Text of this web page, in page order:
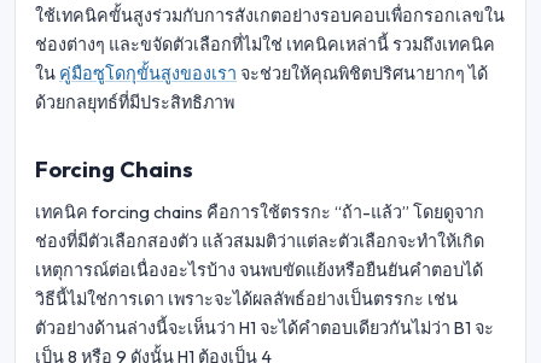
ใช้เทคนิคขั้นสูงร่วมกับการสังเกตอย่างรอบคอบเพื่อกรอกเลขใน
ช่องต่างๆ และขจัดตัวเลือกที่ไม่ใช่ เทคนิคเหล่านี้ รวมถึงเทคนิค
ใน คู่มือซูโดกุขั้นสูงของเรา จะช่วยให้คุณพิชิตปริศนายากๆ ได้
ด้วยกลยุทธ์ที่มีประสิทธิภาพ
Forcing Chains
เทคนิค forcing chains คือการใช้ตรรกะ “ถ้า-แล้ว” โดยดูจาก
ช่องที่มีตัวเลือกสองตัว แล้วสมมติว่าแต่ละตัวเลือกจะทำให้เกิด
เหตุการณ์ต่อเนื่องอะไรบ้าง จนพบขัดแย้งหรือยืนยันคำตอบได้
วิธีนี้ไม่ใช่การเดา เพราะจะได้ผลลัพธ์อย่างเป็นตรรกะ เช่น
ตัวอย่างด้านล่างนี้จะเห็นว่า H1 จะได้คำตอบเดียวกันไม่ว่า B1 จะ
เป็น 8 หรือ 9 ดังนั้น H1 ต้องเป็น 4